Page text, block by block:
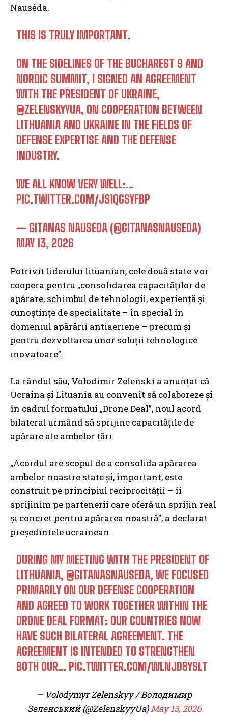
Nausėda.
THIS IS TRULY IMPORTANT.
ON THE SIDELINES OF THE BUCHAREST 9 AND
NORDIC SUMMIT, I SIGNED AN AGREEMENT
WITH THE PRESIDENT OF UKRAINE,
@ZELENSKYYUA, ON COOPERATION BETWEEN
LITHUANIA AND UKRAINE IN THE FIELDS OF
DEFENSE EXPERTISE AND THE DEFENSE
INDUSTRY.
WE ALL KNOW VERY WELL:…
PIC.TWITTER.COM/JS1QGSYFBP
— GITANAS NAUSĖDA (@GITANASNAUSEDA)
MAY 13, 2026
Potrivit liderului lituanian, cele două state vor
coopera pentru „consolidarea capacităților de
apărare, schimbul de tehnologii, experiență și
cunoștințe de specialitate – în special în
domeniul apărării antiaeriene – precum și
pentru dezvoltarea unor soluții tehnologice
inovatoare”.
La rândul său, Volodimir Zelenski a anunțat că
Ucraina și Lituania au convenit să colaboreze și
în cadrul formatului „Drone Deal”, noul acord
bilateral urmând să sprijine capacitățile de
apărare ale ambelor țări.
„Acordul are scopul de a consolida apărarea
ambelor noastre state și, important, este
construit pe principiul reciprocității – îi
sprijinim pe partenerii care oferă un sprijin real
și concret pentru apărarea noastră”, a declarat
președintele ucrainean.
DURING MY MEETING WITH THE PRESIDENT OF
LITHUANIA, @GITANASNAUSEDA, WE FOCUSED
PRIMARILY ON OUR DEFENSE COOPERATION
AND AGREED TO WORK TOGETHER WITHIN THE
DRONE DEAL FORMAT: OUR COUNTRIES NOW
HAVE SUCH BILATERAL AGREEMENT. THE
AGREEMENT IS INTENDED TO STRENGTHEN
BOTH OUR… PIC.TWITTER.COM/WLNJD8YSLT
— Volodymyr Zelenskyy / Володимир
Зеленський (@ZelenskyyUa)May 13, 2026